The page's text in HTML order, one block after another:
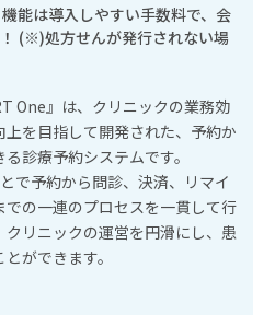
能は導入しやすい手数料で、会
(※)処方せんが発行されない場
One』は、クリニックの業務効
を目指して開発された、予約か
診療予約システムです。
で予約から問診、決済、リマイ
の一連のプロセスを一貫して行
リニックの運営を円滑にし、患
ができます。